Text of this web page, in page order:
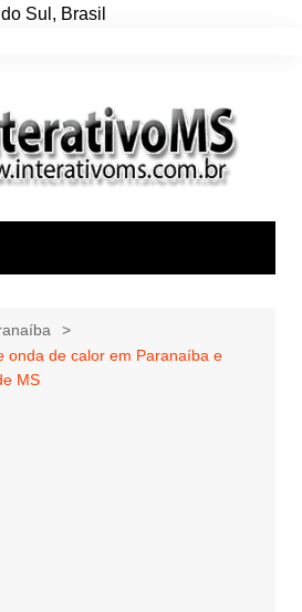
Sul , Brasil
onda de calor em Paranaíba e
MS